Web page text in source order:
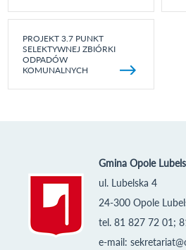
PROJEKT 3.7 PUNKT
SELEKTYWNEJ ZBIÓRKI
ODPADÓW
KOMUNALNYCH
Gmina Opole
ul. Lubelska 4
24-300 Opole
tel. 81 827 72 01;
e-mail: